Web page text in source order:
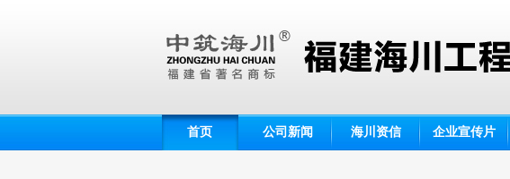
首页 公司新闻 海川资信 企业宣传片